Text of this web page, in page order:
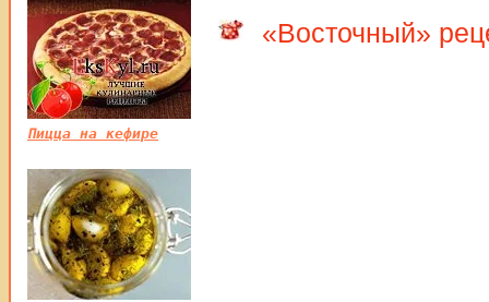
«Восточный»
Пицца на кефире